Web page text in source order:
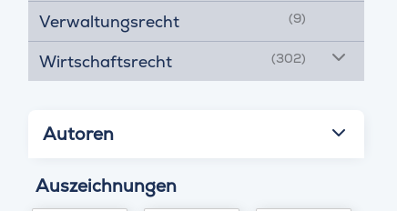
Verwaltungsrecht (9)
Wirtschaftsrecht (302)
Autoren
Auszeichnungen